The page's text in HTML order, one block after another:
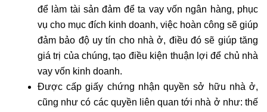
để làm tài sản đảm để ta vay vốn ngân hàng, phục
vụ cho mục đích kinh doanh, việc hoàn công sẽ giúp
đảm bảo độ uy tín cho nhà ở, điều đó sẽ giúp tăng
giá trị của chúng, tạo điều kiện thuận lợi để chủ nhà
vay vốn kinh doanh.
Được cấp giấy chứng nhận quyền sở hữu nhà ở,
cũng như có các quyền liên quan tới nhà ở như: thế